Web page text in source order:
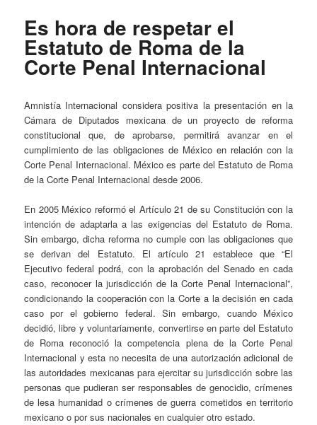
Es hora de respetar el
Estatuto de Roma de la
Corte Penal Internacional
Amnistía Internacional considera positiva la presentación en la
Cámara de Diputados mexicana de un proyecto de reforma
constitucional que, de aprobarse, permitirá avanzar en el
cumplimiento de las obligaciones de México en relación con la
Corte Penal Internacional. México es parte del Estatuto de Roma
de la Corte Penal Internacional desde 2006.
En 2005 México reformó el Artículo 21 de su Constitución con la
intención de adaptarla a las exigencias del Estatuto de Roma.
Sin embargo, dicha reforma no cumple con las obligaciones que
se derivan del Estatuto. El artículo 21 establece que “El
Ejecutivo federal podrá, con la aprobación del Senado en cada
caso, reconocer la jurisdicción de la Corte Penal Internacional”,
condicionando la cooperación con la Corte a la decisión en cada
caso por el gobierno federal. Sin embargo, cuando México
decidió, libre y voluntariamente, convertirse en parte del Estatuto
de Roma reconoció la competencia plena de la Corte Penal
Internacional y esta no necesita de una autorización adicional de
las autoridades mexicanas para ejercitar su jurisdicción sobre las
personas que pudieran ser responsables de genocidio, crímenes
de lesa humanidad o crímenes de guerra cometidos en territorio
mexicano o por sus nacionales en cualquier otro estado.